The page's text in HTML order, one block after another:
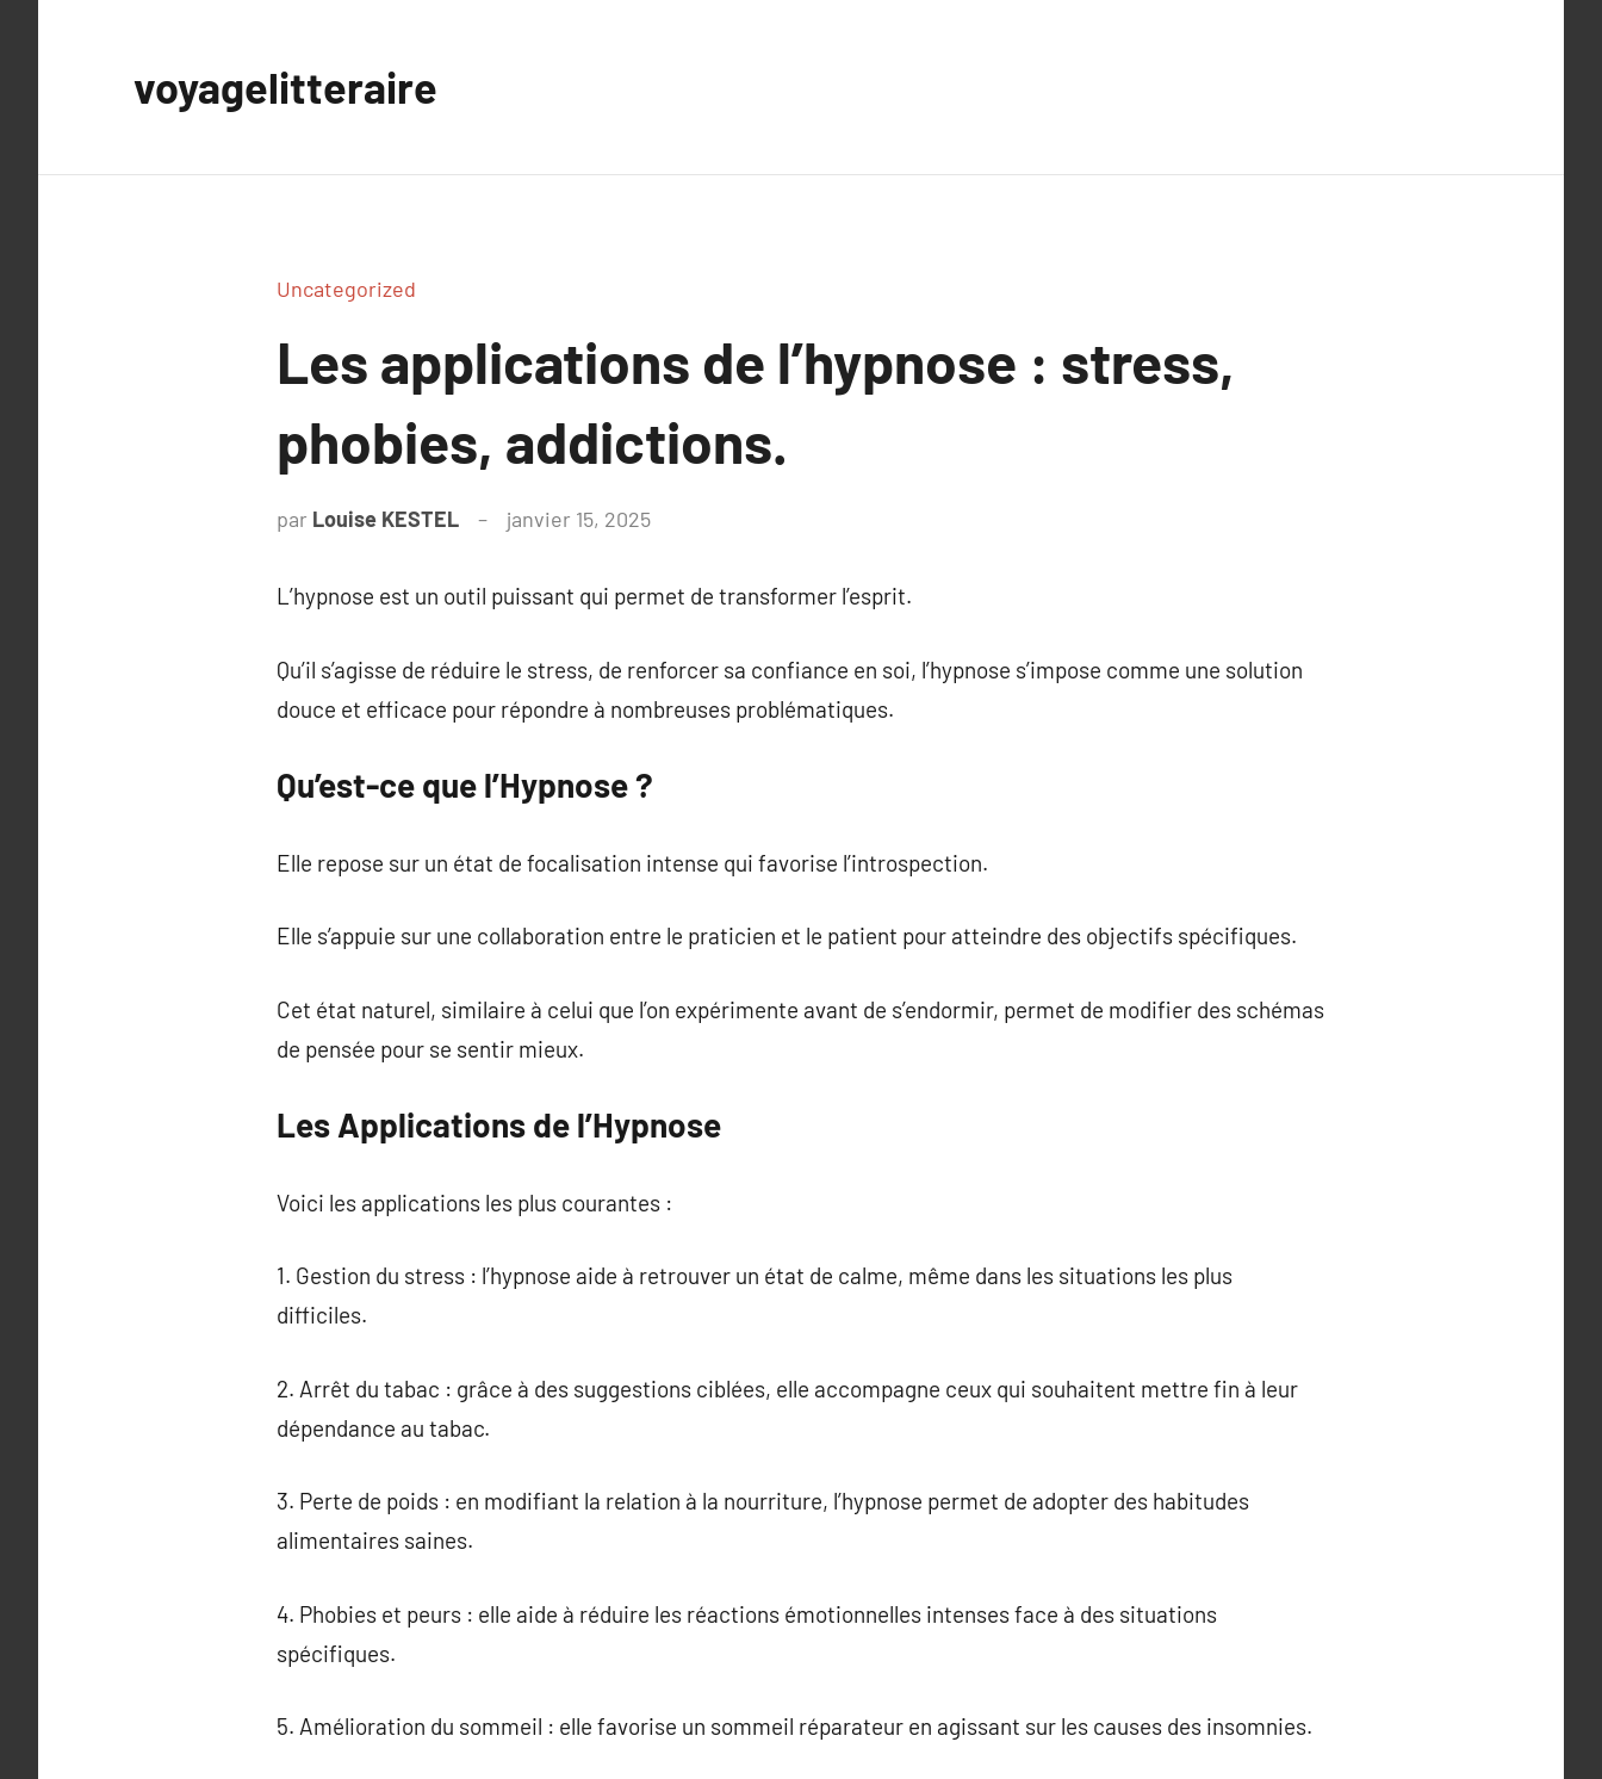
voyagelitteraire
Uncategorized
Les applications de l’hypnose : stress,
phobies, addictions.
par Louise KESTEL janvier 15, 2025
L’hypnose est un outil puissant qui permet de transformer l’esprit.
Qu’il s’agisse de réduire le stress, de renforcer sa confiance en soi, l’hypnose s’impose comme une solution
douce et efficace pour répondre à nombreuses problématiques.
Qu’est-ce que l’Hypnose ?
Elle repose sur un état de focalisation intense qui favorise l’introspection.
Elle s’appuie sur une collaboration entre le praticien et le patient pour atteindre des objectifs spécifiques.
Cet état naturel, similaire à celui que l’on expérimente avant de s’endormir, permet de modifier des schémas
de pensée pour se sentir mieux.
Les Applications de l’Hypnose
Voici les applications les plus courantes :
1. Gestion du stress : l’hypnose aide à retrouver un état de calme, même dans les situations les plus
difficiles.
2. Arrêt du tabac : grâce à des suggestions ciblées, elle accompagne ceux qui souhaitent mettre fin à leur
dépendance au tabac.
3. Perte de poids : en modifiant la relation à la nourriture, l’hypnose permet de adopter des habitudes
alimentaires saines.
4. Phobies et peurs : elle aide à réduire les réactions émotionnelles intenses face à des situations
spécifiques.
5. Amélioration du sommeil : elle favorise un sommeil réparateur en agissant sur les causes des insomnies.